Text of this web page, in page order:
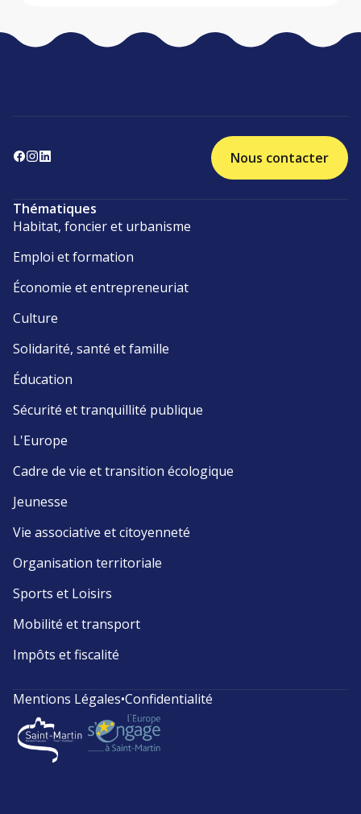
Nous contacter
Thématiques
Habitat, foncier et urbanisme
Emploi et formation
Économie et entrepreneuriat
Culture
Solidarité, santé et famille
Éducation
Sécurité et tranquillité publique
L'Europe
Cadre de vie et transition écologique
Jeunesse
Vie associative et citoyenneté
Organisation territoriale
Sports et Loisirs
Mobilité et transport
Impôts et fiscalité
Mentions Légales•Confidentialité